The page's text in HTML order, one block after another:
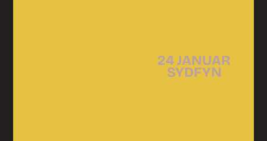
24 JANUAR
SYDFYN